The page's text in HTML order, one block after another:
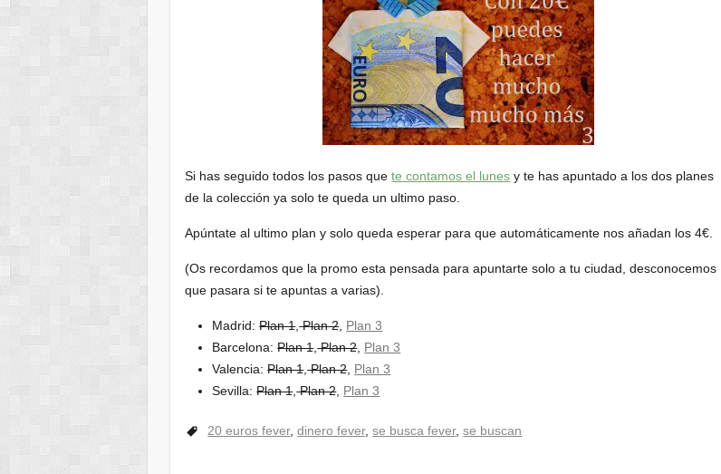
Si has seguido todos los pasos quete contamos el lunes y te has apuntado a los dos planes
de la colección ya solo te queda un ultimo paso.
Apúntate al ultimo plan y solo queda esperar para que automáticamente nos añadan los 4€.
(Os recordamos que la promo esta pensada para apuntarte solo a tu ciudad, desconocemos
que pasara si te apuntas a varias).
Madrid:Plan 1,Plan 2, Plan 3
Barcelona:Plan 1,Plan 2, Plan 3
Valencia:Plan 1,Plan 2, Plan 3
Sevilla:Plan 1,Plan 2, Plan 3
20 euros fever,dinero fever,se busca fever,se buscan